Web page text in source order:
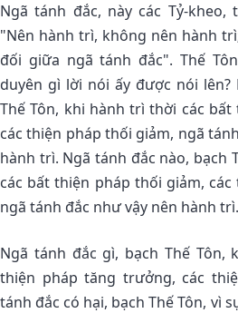
Ngã tánh đắc, này các Tỷ-
"Nên hành trì, không nên hành
đối giữa ngã tánh đắc". Thế
duyên gì lời nói ấy được nói lên?
Thế Tôn, khi hành trì thời các
các thiện pháp thối giảm, ngã
hành trì. Ngã tánh đắc nào, bạch
các bất thiện pháp thối giảm,
ngã tánh đắc như vậy nên hành trì.
Ngã tánh đắc gì, bạch Thế
thiện pháp tăng trưởng, các
tánh đắc có hại, bạch Thế Tôn, vì